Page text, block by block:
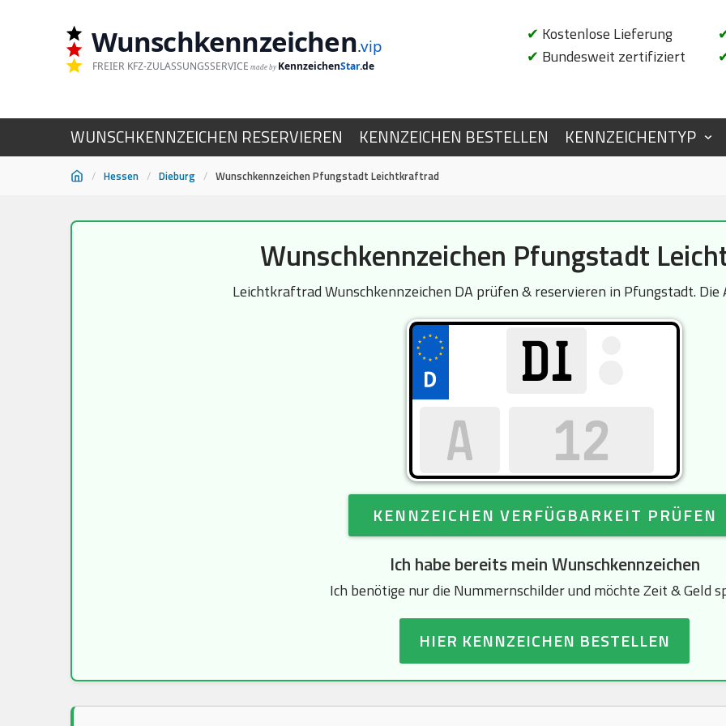
Wunschkennzeichen.vip
FREIER KFZ-ZULASSUNGSSERVICE made by KennzeichenStar.de
✔ Kostenlose Lieferung
✔ Bundesweit zertifiziert
WUNSCHKENNZEICHEN RESERVIEREN KENNZEICHEN BESTELLEN KENNZEICHENTYP
/ Hessen / Dieburg / Wunschkennzeichen Pfungstadt Leichtkraftrad
Wunschkennzeichen Pfungstadt
Leichtkraftrad Wunschkennzeichen DA prüfen & reservieren in Pfungstadt.
KENNZEICHEN VERFÜGBARKEIT PRÜFEN
Ich habe bereits mein Wunschkennzeichen
Ich benötige nur die Nummernschilder und möchte Zeit & Geld
HIER KENNZEICHEN BESTELLEN